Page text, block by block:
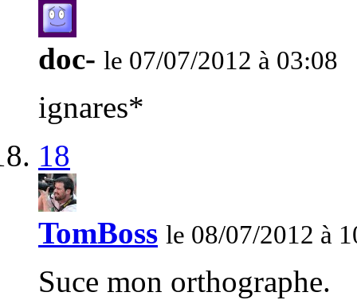
doc- le 07/07/2012 à 03:08
ignares*
18
TomBoss le 08/07/2012 à
Suce mon orthographe.